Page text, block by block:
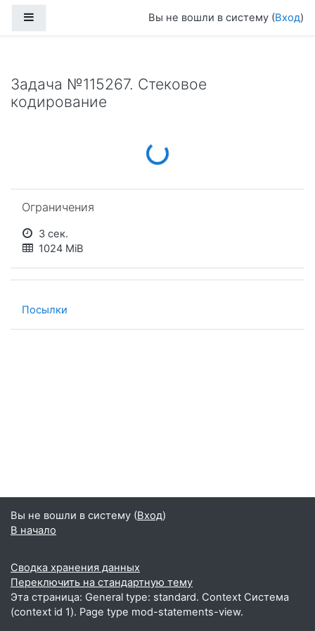
Вы не вошли в систему (Вход)
Задача №115267. Стековое
кодирование
Loading...
Ограничения
3 сек.
1024 MiB
Посылки
Вы не вошли в систему (Вход)
В начало
Сводка хранения данных
Переключить на стандартную тему
Эта страница: General type: standard. Context Система
(context id 1). Page type mod-statements-view.